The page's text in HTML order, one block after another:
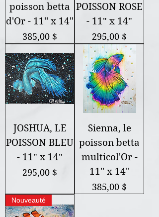
poisson betta
d'Or - 11'' x 14''
Prix
385,00 $
POISSON ROSE
- 11" x 14"
Prix
295,00 $
JOSHUA, LE
POISSON BLEU
- 11" x 14"
Prix
295,00 $
Sienna, le
poisson betta
multicol'Or -
11'' x 14''
Prix
385,00 $
Nouveauté